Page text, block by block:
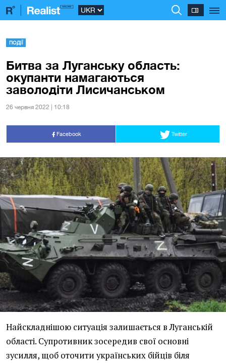
ПОДІЇ
Битва за Луганську область:
окупанти намагаються
заволодіти Лисичанськом
26 червня 2022 | 10:18
Facebook Twitter
Найскладнішою ситуація залишається в Луганській
області. Супротивник зосередив свої основні
зусилля, щоб оточити українських бійців біля